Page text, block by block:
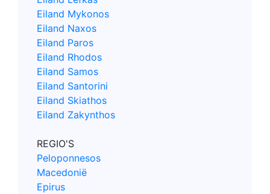
Eiland Mykonos
Eiland Naxos
Eiland Paros
Eiland Rhodos
Eiland Samos
Eiland Santorini
Eiland Skiathos
Eiland Zakynthos
REGIO'S
Peloponnesos
Macedonië
Epirus